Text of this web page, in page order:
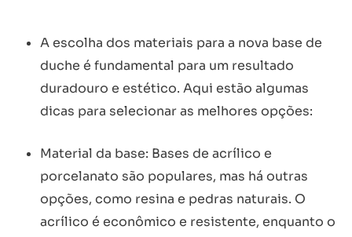
A escolha dos materiais para a nova base de
duche é fundamental para um resultado
duradouro e estético. Aqui estão algumas
dicas para selecionar as melhores opções:
Material da base: Bases de acrílico e
porcelanato são populares, mas há outras
opções, como resina e pedras naturais. O
acrílico é econômico e resistente, enquanto o